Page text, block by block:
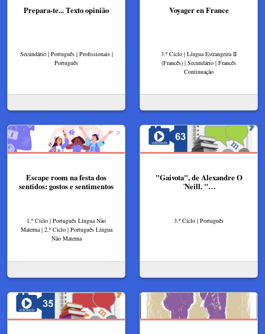
Prepara-te... Texto opinião
Secundário | Português | Profissionais |
Português
Voyager en France
3.º Ciclo | Língua Estrangeira II
(Francês) | Secundário | Francês
Continuação
Escape room na festa dos
sentidos: gostos e sentimentos
1.º Ciclo | Português Língua Não
Materna | 2.º Ciclo | Português Língua
Não Materna
"Gaivota", de Alexandre O
´Neill. "…
3.º Ciclo | Português